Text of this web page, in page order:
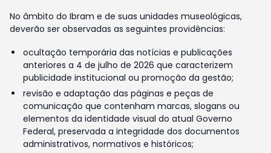
No âmbito do Ibram e de suas unidades museológicas,
deverão ser observadas as seguintes providências:
ocultação temporária das notícias e publicações
anteriores a 4 de julho de 2026 que caracterizem
publicidade institucional ou promoção da gestão;
revisão e adaptação das páginas e peças de
comunicação que contenham marcas, slogans ou
elementos da identidade visual do atual Governo
Federal, preservada a integridade dos documentos
administrativos, normativos e históricos;